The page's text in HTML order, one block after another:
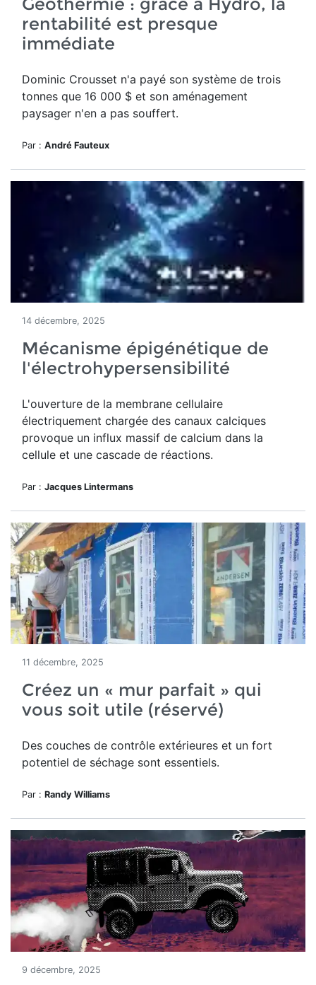
rentabilité est presque
immédiate
Dominic Crousset n'a payé son système de trois
tonnes que 16 000 $ et son aménagement
paysager n'en a pas souffert.
Par : André Fauteux
14 décembre, 2025
Mécanisme épigénétique de
l'électrohypersensibilité
L'ouverture de la membrane cellulaire
électriquement chargée des canaux calciques
provoque un influx massif de calcium dans la
cellule et une cascade de réactions.
Par : Jacques Lintermans
11 décembre, 2025
Créez un « mur parfait » qui
vous soit utile (réservé)
Des couches de contrôle extérieures et un fort
potentiel de séchage sont essentiels.
Par : Randy Williams
9 décembre, 2025